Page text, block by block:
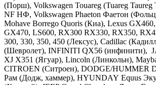
(Порш), Volkswagen Touareg (Tuareg Taureg
NF НФ, Volkswagen Phaeton Фаетон
Mohave Borrego Quoris (Киа), Lexus
GX470, LS600, RX300 RX330, RX350,
300, 330, 350, 450 (Лексус), Cadillac
(Шевролет), INFINITI QX56 (инфинити),
XJ X351 (Ягуар), Lincoln (Линкольн),
CITROEN (Ситроен), DODGE/HUMMER
Рам (Додж, хаммер), HYUNDAY Equus